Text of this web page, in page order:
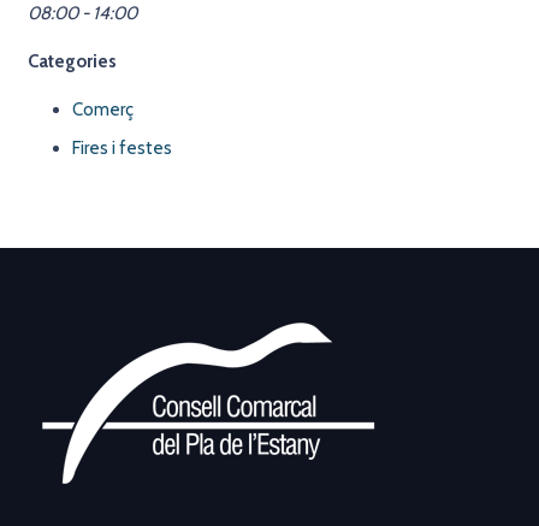
08:00 - 14:00
Categories
Comerç
Fires i festes